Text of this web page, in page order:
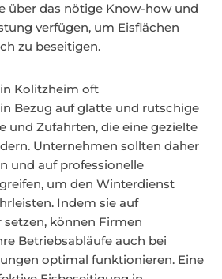
über das nötige Know-how und
verfügen, um Eisflächen
zu beseitigen.
Kolitzheim oft
Bezug auf glatte und rutschige
und Zufahrten, die eine gezielte
Unternehmen sollten daher
und auf professionelle
um den Winterdienst
Indem sie auf
setzen, können Firmen
Betriebsabläufe auch bei
optimal funktionieren. Eine